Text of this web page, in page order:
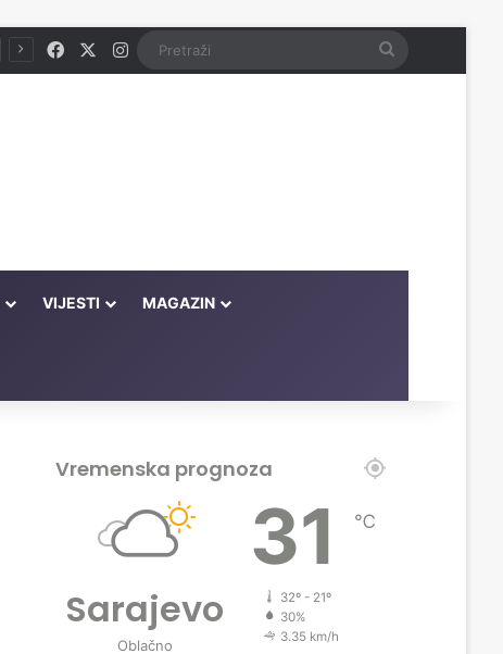
FacebookInstagram Pretraži
VIJESTI MAGAZIN
Vremenska prognoza
Sarajevo
Oblačno
31 ℃
32º - 21º
30%
3.35 km/h